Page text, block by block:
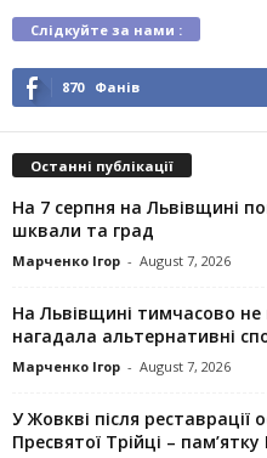
Слідкуйте за нами :
870 Фанів
Останні публікації
На 7 серпня на Львівщині
шквали та град
Марченко Ігор - August 7, 2026
На Львівщині тимчасово не
нагадала альтернативні
Марченко Ігор - August 7, 2026
У Жовкві після реставрації
Пресвятої Трійці –